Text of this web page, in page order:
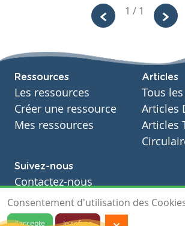
Année
Primaire – Quatrième année
Tags
Fondamental
Eveil scientifique
Année
Primaire – Troisième année
Tags
1 / 1
Ressources
Les ressources
Créer une ressource
Mes ressources
Articles
Tous
Articles
Articles
Suivez-nous
Contactez-nous
Soutien scolaire
Notre page Facebook
Consentement d'utilisation des
J'accepte Je refuse